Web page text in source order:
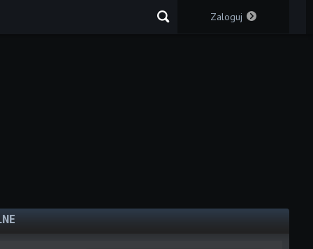
Zaloguj